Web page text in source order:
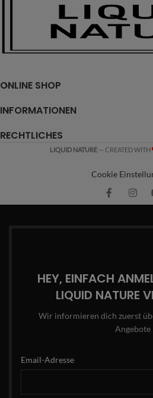
ONLINE SHOP
INFORMATIONEN
RECHTLICHES
LIQUID NATURE — CREATED WITH
Cookie
HEY, EINFACH
LIQUID NATURE
Wir informieren dich zuerst
Angebote
Email-Adresse